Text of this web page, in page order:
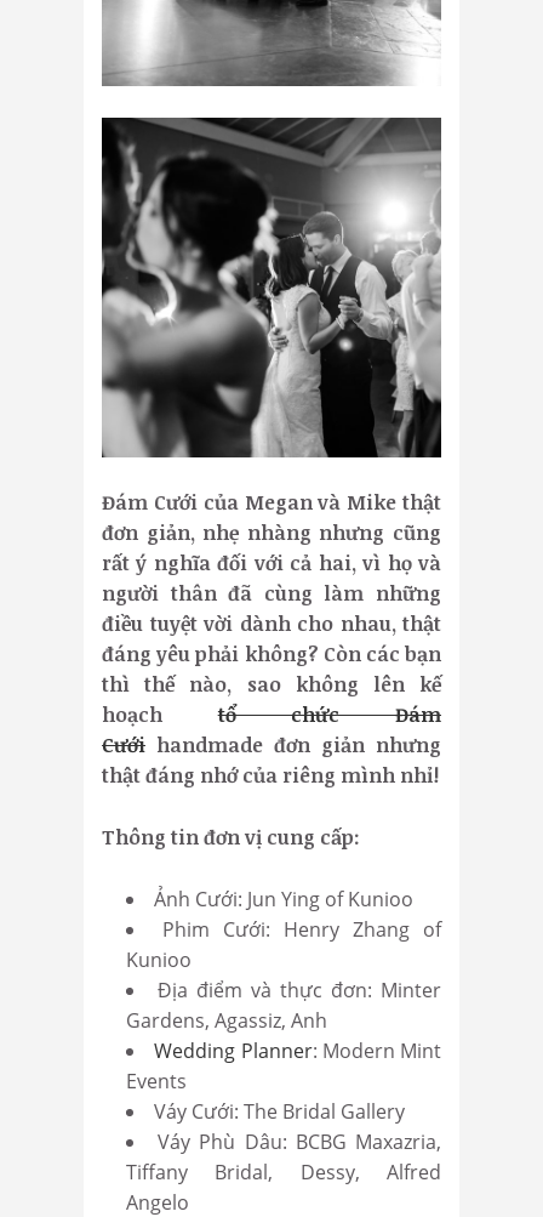
Đám Cưới của Megan và Mike thật
đơn giản, nhẹ nhàng nhưng cũng
rất ý nghĩa đối với cả hai, vì họ và
người thân đã cùng làm những
điều tuyệt vời dành cho nhau, thật
đáng yêu phải không? Còn các bạn
thì thế nào, sao không lên kế
hoạchtổ chức Đám
Cưới handmade đơn giản nhưng
thật đáng nhớ của riêng mình nhỉ!
Thông tin đơn vị cung cấp:
Ảnh Cưới: Jun Ying of Kunioo
Phim Cưới: Henry Zhang of
Kunioo
Địa điểm và thực đơn: Minter
Gardens, Agassiz, Anh
Wedding Planner: Modern Mint
Events
Váy Cưới: The Bridal Gallery
Váy Phù Dâu: BCBG Maxazria,
Tiffany Bridal, Dessy, Alfred
Angelo